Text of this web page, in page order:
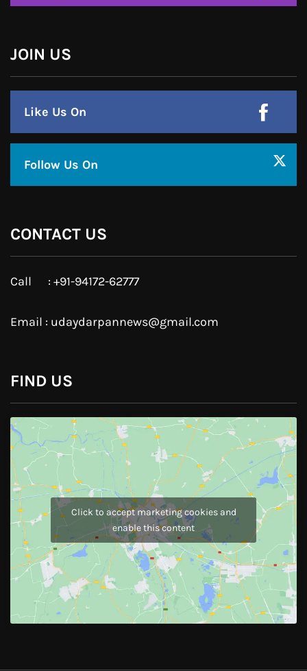
हमसे जुड़े !!
Facebook
Instagram
JOIN US
Like Us On
Follow Us On